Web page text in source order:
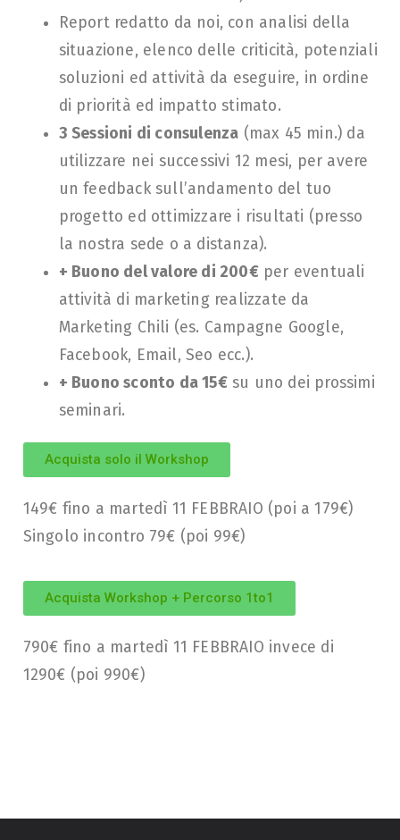
Report redatto da noi, con analisi della
situazione, elenco delle criticità, potenziali
soluzioni ed attività da eseguire, in ordine
di priorità ed impatto stimato.
3 Sessioni di consulenza (max 45 min.) da
utilizzare nei successivi 12 mesi, per avere
un feedback sull’andamento del tuo
progetto ed ottimizzare i risultati (presso
la nostra sede o a distanza).
+ Buono del valore di 200€per eventuali
attività di marketing realizzate da
Marketing Chili (es. Campagne Google,
Facebook, Email, Seo ecc.).
+ Buono sconto da 15€su uno dei prossimi
seminari.
Acquista solo il Workshop
149€ fino a martedì 11 FEBBRAIO (poi a 179€)
Singolo incontro 79€ (poi 99€)
Acquista Workshop + Percorso 1to1
790€ fino a martedì 11 FEBBRAIO invece di
1290€ (poi 990€)